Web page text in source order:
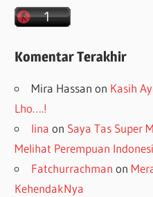
Komentar Terakhir
Mira Hassan on Kasih
Lho….!
lina on Saya Tas Super
Melihat Perempuan
Fatchurrachman on
KehendakNya